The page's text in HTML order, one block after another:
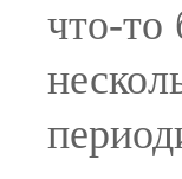
что-то